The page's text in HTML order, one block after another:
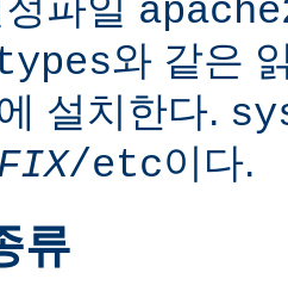
와 같은
설치한다.
/etc이다.
류